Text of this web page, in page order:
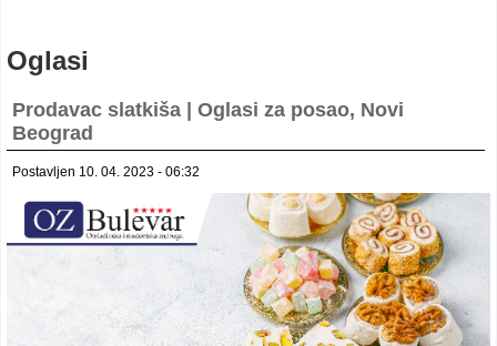
Oglasi
Prodavac slatkiša | Oglasi za posao, Novi
Beograd
Postavljen 10. 04. 2023 - 06:32